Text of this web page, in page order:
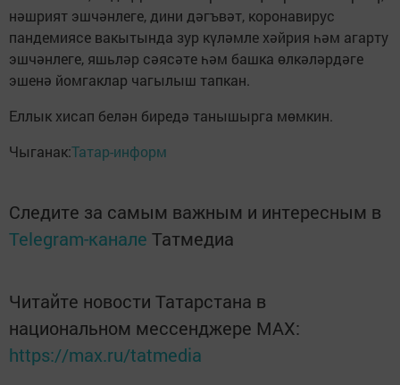
нәшрият эшчәнлеге, дини дәгъвәт, коронавирус
пандемиясе вакытында зур күләмле хәйрия һәм агарту
эшчәнлеге, яшьләр сәясәте һәм башка өлкәләрдәге
эшенә йомгаклар чагылыш тапкан.
Еллык хисап белән биредә танышырга мөмкин.
Чыганак:Татар-информ
Следите за самым важным и интересным в
Telegram-канале Татмедиа
Читайте новости Татарстана в
национальном мессенджере MАХ:
https://max.ru/tatmedia